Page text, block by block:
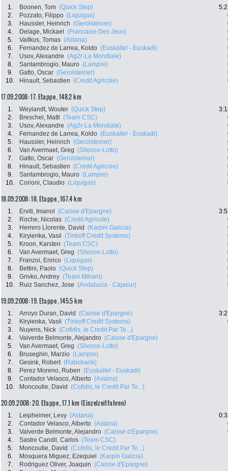
1. Boonen, Tom (Quick Step)
2.
Pozzato, Filippo (Liquigas)
3.
Haussler, Heinrich (Gerolsteiner)
4.
Delage, Mickael (Francaise Des Jeux)
5.
Vaitkus, Tomas (Astana)
6.
Fernandez de Larrea, Koldo (Euskaltel - Euskadi)
7.
Usov, Alexandre (Ag2r-La Mondiale)
8.
Santambrogio, Mauro (Lampre)
9.
Gatto, Oscar (Gerolsteiner)
10.
Hinault, Sebastien (Credit Agricole)
17.09.2008: 17. Etappe , 148.2 km
1. Weylandt, Wouter (Quick Step)
2.
Breschel, Matti (Team CSC)
3.
Usov, Alexandre (Ag2r-La Mondiale)
4.
Fernandez de Larrea, Koldo (Euskaltel - Euskadi)
5.
Haussler, Heinrich (Gerolsteiner)
6.
Van Avermaet, Greg (Silence-Lotto)
7.
Gatto, Oscar (Gerolsteiner)
8.
Hinault, Sebastien (Credit Agricole)
9.
Santambrogio, Mauro (Lampre)
10.
Corioni, Claudio (Liquigas)
18.09.2008: 18. Etappe , 167.4 km
1. Erviti, Imanol (Caisse d'Epargne)
2.
Roche, Nicolas (Credit Agricole)
3.
Herrero Llorente, David (Karpin Galicia)
4.
Kiryienka, Vasil (Tinkoff Credit Systems)
5.
Kroon, Karsten (Team CSC)
6.
Van Avermaet, Greg (Silence-Lotto)
7.
Franzoi, Enrico (Liquigas)
8.
Bettini, Paolo (Quick Step)
9.
Grivko, Andrey (Team Milram)
10.
Ruiz Sanchez, Jose (Andalucia - Cajasur)
19.09.2008: 19. Etappe , 145.5 km
1. Arroyo Duran, David (Caisse d'Epargne)
2.
Kiryienka, Vasil (Tinkoff Credit Systems)
3.
Nuyens, Nick (Cofidis, le Credit Par Te...)
4.
Valverde Belmonte, Alejandro (Caisse d'Epargne)
5.
Van Avermaet, Greg (Silence-Lotto)
6.
Bruseghin, Marzio (Lampre)
7.
Gesink, Robert (Rabobank)
8.
Perez Moreno, Ruben (Euskaltel - Euskadi)
9.
Contador Velasco, Alberto (Astana)
10.
Moncoutie, David (Cofidis, le Credit Par Te...)
20.09.2008: 20. Etappe , 17.1 km (Einzelzeitfahren)
1. Leipheimer, Levy (Astana)
2.
Contador Velasco, Alberto (Astana)
3.
Valverde Belmonte, Alejandro (Caisse d'Epargne)
4.
Sastre Candil, Carlos (Team CSC)
5.
Moncoutie, David (Cofidis, le Credit Par Te...)
6.
Mosquera Miguez, Ezequiel (Karpin Galicia)
7.
Rodriguez Oliver, Joaquin (Caisse d'Epargne)